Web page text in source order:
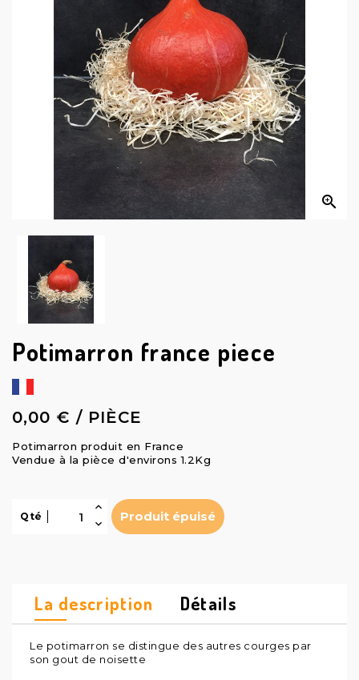

Potimarron france piece
0,00 € / PIÈCE
Potimarron produit en France
Vendue à la pièce d'environs 1.2Kg
Qté Produit épuisé
La description Détails
Le potimarron se distingue des autres courges par
son gout de noisette